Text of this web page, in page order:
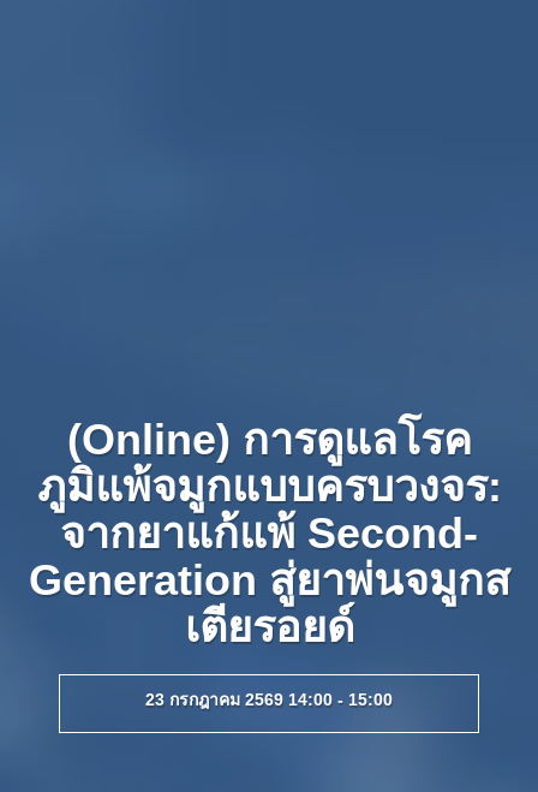
(Online) การดูแลโรค
ภูมิแพ้จมูกแบบครบวงจร:
จากยาแก้แพ้ Second-
Generation สู่ยาพ่นจมูกส
เตียรอยด์
23 กรกฎาคม 2569 14:00 - 15:00